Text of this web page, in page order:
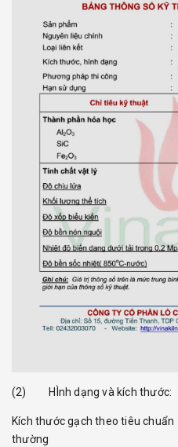
(2) HÌnh dạng và kích thước:
Kích thước gạch theo tiêu
thường